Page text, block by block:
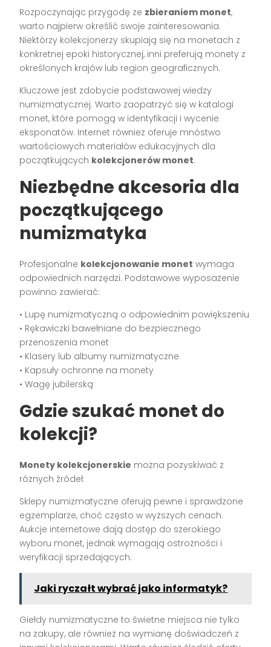
Rozpoczynając przygodę ze zbieraniem monet,
warto najpierw określić swoje zainteresowania.
Niektórzy kolekcjonerzy skupiają się na monetach z
konkretnej epoki historycznej, inni preferują monety z
określonych krajów lub region geograficznych.
Kluczowe jest zdobycie podstawowej wiedzy
numizmatycznej. Warto zaopatrzyć się w katalogi
monet, które pomogą w identyfikacji i wycenie
eksponatów. Internet również oferuje mnóstwo
wartościowych materiałów edukacyjnych dla
początkujących kolekcjonerów monet.
Niezbędne akcesoria dla
początkującego
numizmatyka
Profesjonalne kolekcjonowanie monet wymaga
odpowiednich narzędzi. Podstawowe wyposażenie
powinno zawierać:
• Lupę numizmatyczną o odpowiednim powiększeniu
• Rękawiczki bawełniane do bezpiecznego
przenoszenia monet
• Klasery lub albumy numizmatyczne
• Kapsuły ochronne na monety
• Wagę jubilerską
Gdzie szukać monet do
kolekcji?
Monety kolekcjonerskie można pozyskiwać z
różnych źródeł:
Sklepy numizmatyczne oferują pewne i sprawdzone
egzemplarze, choć często w wyższych cenach.
Aukcje internetowe dają dostęp do szerokiego
wyboru monet, jednak wymagają ostrożności i
weryfikacji sprzedających.
Jaki ryczałt wybrać jako informatyk?
Giełdy numizmatyczne to świetne miejsca nie tylko
na zakupy, ale również na wymianę doświadczeń z